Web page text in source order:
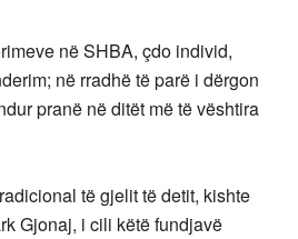
në SHBA, çdo individ,
në rradhë të parë i dërgon
pranë në ditët më të vështira
të gjelit të detit, kishte
Gjonaj, i cili këtë fundjavë